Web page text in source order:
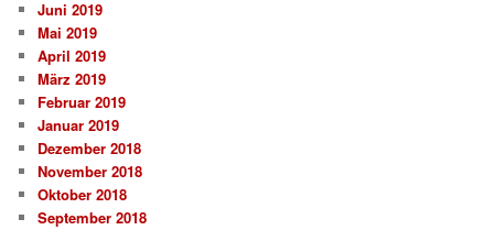
Juni 2019
Mai 2019
April 2019
März 2019
Februar 2019
Januar 2019
Dezember 2018
November 2018
Oktober 2018
September 2018